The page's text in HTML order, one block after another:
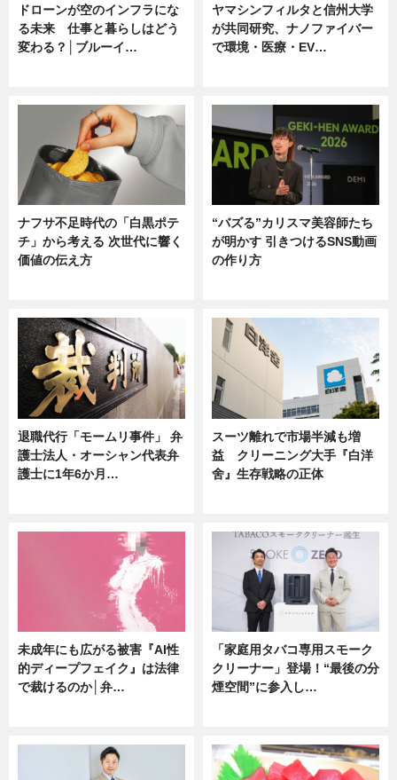
ドローンが空のインフラにな
る未来 仕事と暮らしはどう
変わる？│ブルーイ…
ヤマシンフィルタと信州大学
が共同研究、ナノファイバー
で環境・医療・EV…
ナフサ不足時代の「白黒ポテ
チ」から考える 次世代に響く
価値の伝え方
“バズる”カリスマ美容師たち
が明かす 引きつけるSNS動画
の作り方
退職代行「モームリ事件」 弁
護士法人・オーシャン代表弁
護士に1年6か月…
スーツ離れで市場半減も増
益 クリーニング大手『白洋
舍』生存戦略の正体
未成年にも広がる被害『AI性
的ディープフェイク』は法律
で裁けるのか│弁…
「家庭用タバコ専用スモーク
クリーナー」登場！“最後の分
煙空間”に参入し…